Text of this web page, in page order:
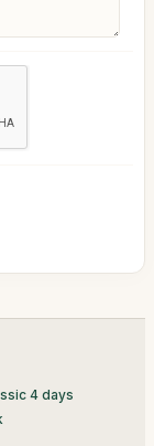
4 days